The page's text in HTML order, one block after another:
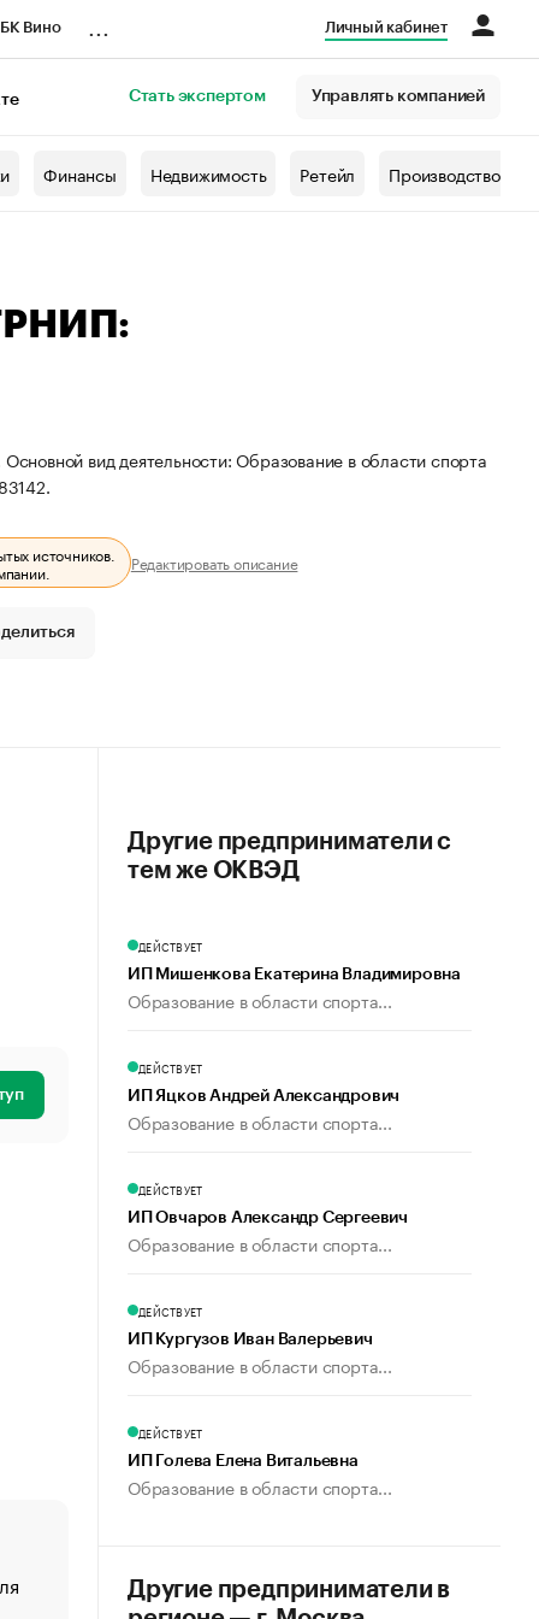
Вино Личный кабинет
Стать экспертом Управлять компанией
Финансы Недвижимость Ретейл Производство
вид деятельности: Образование в области спорта
источников.
Редактировать описание
«От спорта тело стареет иначе». Как живет глава
создавшей GTA
Другие предприниматели с
тем же ОКВЭД
ДЕЙСТВУЕТ
ИП Мишенкова Екатерина Владимировна
Образование в области спорта...
ДЕЙСТВУЕТ
ИП Яцков Андрей Александрович
Образование в области спорта...
ДЕЙСТВУЕТ
ИП Овчаров Александр Сергеевич
Образование в области спорта...
ДЕЙСТВУЕТ
ИП Кургузов Иван Валерьевич
Образование в области спорта...
ДЕЙСТВУЕТ
ИП Голева Елена Витальевна
Образование в области спорта...
Другие предприниматели в